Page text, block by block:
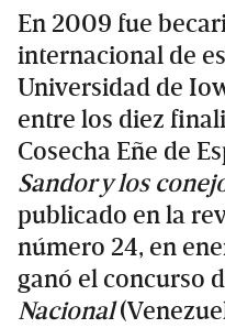
En 2009 fue
internacional de
Universidad de
entre los diez
Cosecha Eñe de
Sandor y los
publicado en la
número 24, en
ganó el concurso
Nacional